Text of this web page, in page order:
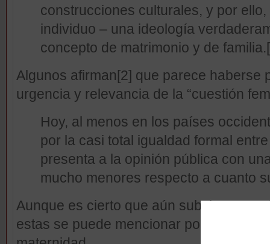
construcciones culturales, y por
individuo – una ideología
concepto de matrimonio y de familia.
Algunos afirman[2] que parece haberse
urgencia y relevancia de la “cuestión
Hoy, al menos en los países
por la casi total igualdad formal
presenta a la opinión pública con
mucho menores respecto a cuanto
Aunque es cierto que aún subsisten
estas se puede mencionar por ejemplo